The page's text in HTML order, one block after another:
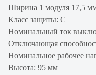
Ширина 1 модуля 17,5
Класс защиты: C
Номинальный ток
Отключающая
Номинальное рабочее
Высота: 95 мм